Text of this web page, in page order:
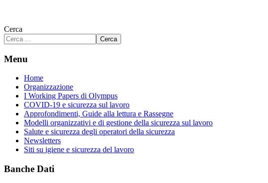
Cerca
Cerca
Menu
Home
Organizzazione
I Working Papers di Olympus
COVID-19 e sicurezza sul lavoro
Approfondimenti, Guide alla lettura e Rassegne
Modelli organizzativi e di gestione della sicurezza sul lavoro
Salute e sicurezza degli operatori della sicurezza
Newsletters
Siti su igiene e sicurezza del lavoro
Banche Dati